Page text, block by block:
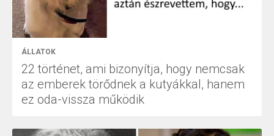
ÁLLATOK
22 történet, ami bizonyítja, hogy nemcsak
az emberek törődnek a kutyákkal, hanem
ez oda-vissza működik